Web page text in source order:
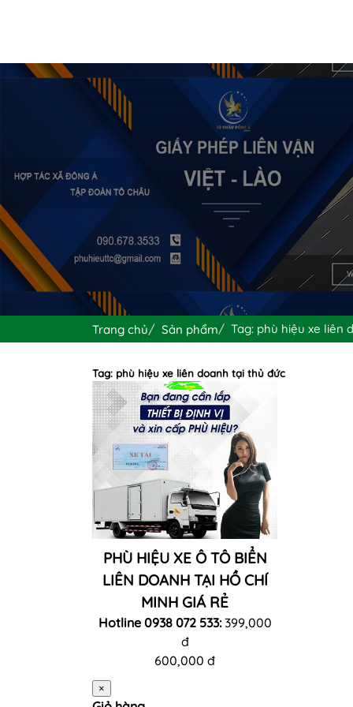
Trang chủ Sản phẩm Tag: phù hiệu xe liên
Tag: phù hiệu xe liên doanh tại thủ đức
PHÙ HIỆU XE Ô TÔ BIỂN
LIÊN DOANH TẠI HỒ CHÍ
MINH GIÁ RẺ
Hotline 0938 072 533:399,000
đ
600,000 đ
×